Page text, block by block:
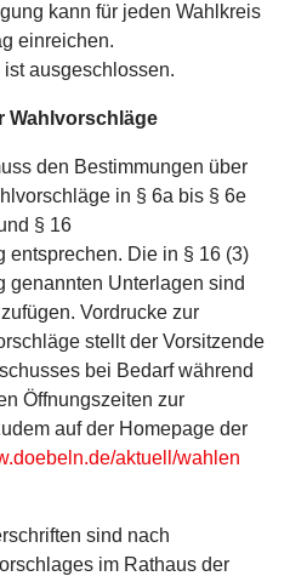
kann für jeden Wahlkreis
einreichen.
ausgeschlossen.
Wahlvorschläge
den Bestimmungen über
in § 6a bis § 6e
§ 16
entsprechen. Die in § 16 (3)
genannten Unterlagen sind
Vordrucke zur
stellt der Vorsitzende
bei Bedarf während
Öffnungszeiten zur
auf der Homepage der
aktuell/wahlen
sind nach
im Rathaus der